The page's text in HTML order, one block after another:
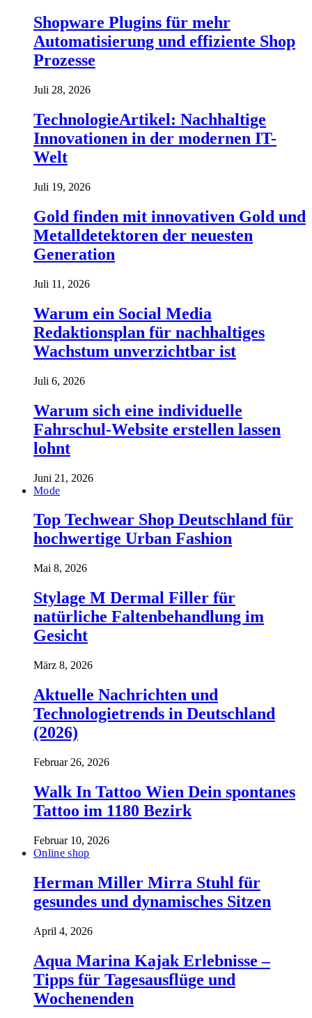
Shopware Plugins für mehr
Automatisierung und effiziente Shop
Prozesse
Juli 28, 2026
TechnologieArtikel: Nachhaltige
Innovationen in der modernen IT-
Welt
Juli 19, 2026
Gold finden mit innovativen Gold und
Metalldetektoren der neuesten
Generation
Juli 11, 2026
Warum ein Social Media
Redaktionsplan für nachhaltiges
Wachstum unverzichtbar ist
Juli 6, 2026
Warum sich eine individuelle
Fahrschul-Website erstellen lassen
lohnt
Juni 21, 2026
Mode
Top Techwear Shop Deutschland für
hochwertige Urban Fashion
Mai 8, 2026
Stylage M Dermal Filler für
natürliche Faltenbehandlung im
Gesicht
März 8, 2026
Aktuelle Nachrichten und
Technologietrends in Deutschland
(2026)
Februar 26, 2026
Walk In Tattoo Wien Dein spontanes
Tattoo im 1180 Bezirk
Februar 10, 2026
Online shop
Herman Miller Mirra Stuhl für
gesundes und dynamisches Sitzen
April 4, 2026
Aqua Marina Kajak Erlebnisse –
Tipps für Tagesausflüge und
Wochenenden